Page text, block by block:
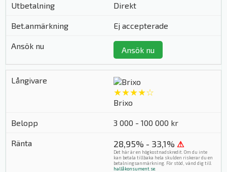
Direkt
Ej accepterade
Ansök nu
★★★★☆
Brixo
3 000 - 100 000 kr
28,95% - 33,1% ⚠
Det här är en högkostnadskredit. Om du inte
kan betala tillbaka hela skulden riskerar du en
betalningsanmärkning. För stöd, vänd dig till
hallåkonsument.se